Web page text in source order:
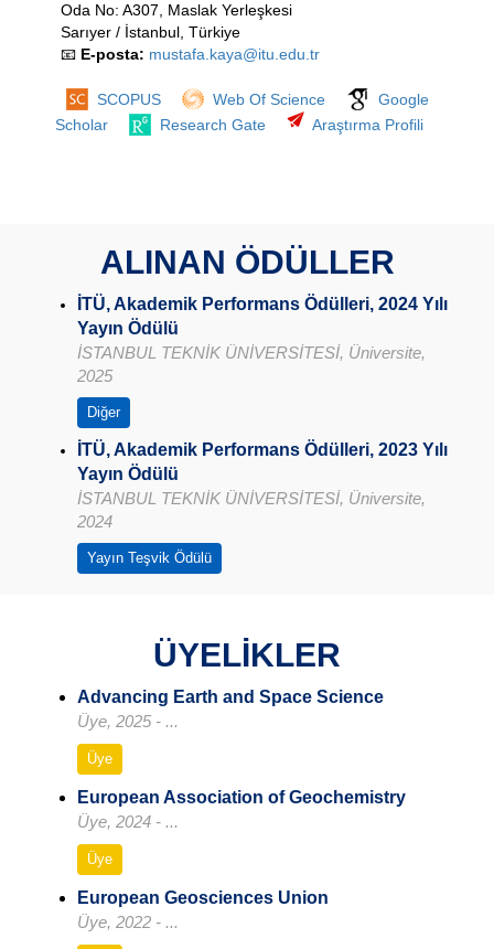
Oda No: A307, Maslak Yerleşkesi
Sarıyer / İstanbul, Türkiye
📧 E-posta: mustafa.kaya@itu.edu.tr
SCOPUS Web Of Science
Google
Scholar
Research Gate Araştırma Profili
ALINAN ÖDÜLLER
İTÜ, Akademik Performans Ödülleri, 2024 Yılı
Yayın Ödülü
İSTANBUL TEKNİK ÜNİVERSİTESİ, Üniversite,
2025
Diğer
İTÜ, Akademik Performans Ödülleri, 2023 Yılı
Yayın Ödülü
İSTANBUL TEKNİK ÜNİVERSİTESİ, Üniversite,
2024
Yayın Teşvik Ödülü
ÜYELİKLER
Advancing Earth and Space Science
Üye, 2025 - ...
Üye
European Association of Geochemistry
Üye, 2024 - ...
Üye
European Geosciences Union
Üye, 2022 - ...